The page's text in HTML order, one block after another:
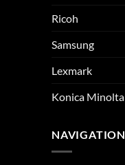
Ricoh
Samsung
Lexmark
Konica Minolta
NAVIGATION